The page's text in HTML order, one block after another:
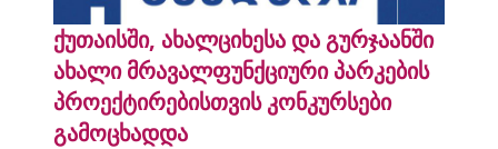
ქუთაისში, ახალციხესა და გურჯაანში
ახალი მრავალფუნქციური პარკების
პროექტირებისთვის კონკურსები
გამოცხადდა